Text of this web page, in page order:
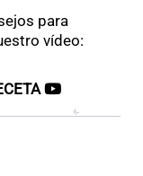
para
vídeo: